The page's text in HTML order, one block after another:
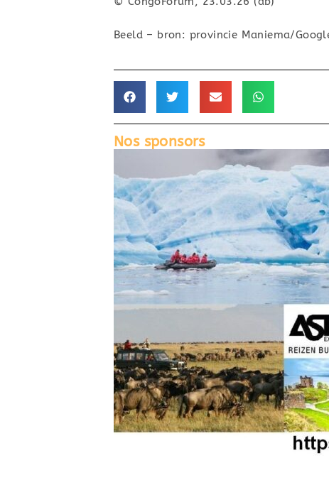
Beeld – bron: provincie Maniema/
Nos sponsors